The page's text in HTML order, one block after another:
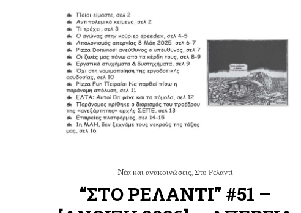
Nέα και ανακοινώσεις,Στο Ρελαντί
“ΣΤΟ ΡΕΛΑΝΤΙ” #51 –